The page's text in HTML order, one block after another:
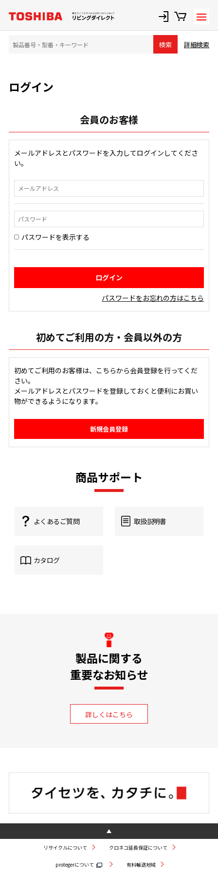
検索 詳細検索
ログイン
会員のお客様
メールアドレスとパスワードを入力してログインしてくださ
い。
パスワードを表示する
パスワードをお忘れの方はこちら
初めてご利用の方・会員以外の方
初めてご利用のお客様は、こちらから会員登録を行ってくだ
さい。
メールアドレスとパスワードを登録しておくと便利にお買い
物ができるようになります。
商品サポート
よくあるご質問 取扱説明書
カタログ
製品に関する
重要なお知らせ
詳しくはこちら
リサイクルについて クロネコ延長保証について
protegerについて 有料輸送地域